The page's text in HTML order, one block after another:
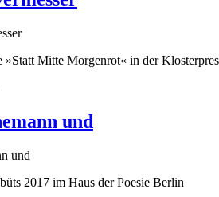
»Statt Mitte Morgenrot« in der
und
2017 im Haus der Poesie Berlin